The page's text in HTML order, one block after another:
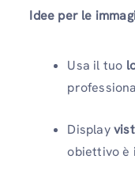
Idee per le
Usa il tuo
Display
obiettivo è